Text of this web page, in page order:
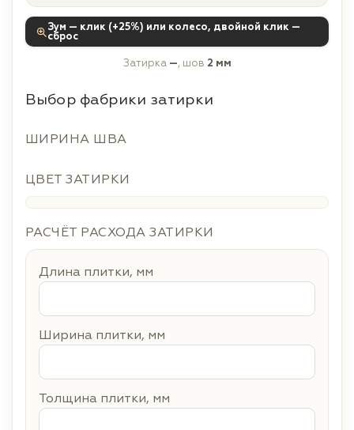
Зум — клик (+25%) или колесо, двойной клик —
сброс
Затирка —, шов 2 мм
Выбор фабрики затирки
ШИРИНА ШВА
ЦВЕТ ЗАТИРКИ
РАСЧЁТ РАСХОДА ЗАТИРКИ
Длина плитки, мм
Ширина плитки, мм
Толщина плитки, мм